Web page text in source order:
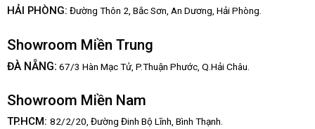
HẢI PHÒNG: Đường Thôn 2, Bắc Sơn, An Dương, Hải Phòng.
Showroom Miền Trung
ĐÀ NẴNG: 67/3 Hàn Mạc Tử, P.Thuận Phước, Q.Hải Châu.
Showroom Miền Nam
TP.HCM: 82/2/20, Đường Đinh Bộ Lĩnh, Bình Thạnh.